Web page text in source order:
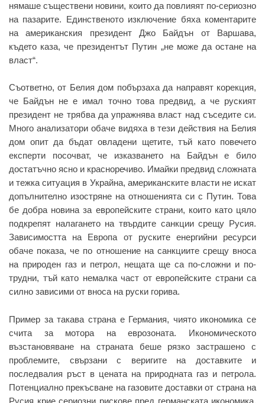
нямаше съществени новини, които да повлияят по-сериозно
на пазарите. Единственото изключение бяха коментарите
на американския президент Джо Байдън от Варшава,
където каза, че президентът Путин „не може да остане на
власт“.
Съответно, от Белия дом побързаха да направят корекция,
че Байдън не е имал точно това предвид, а че руският
президент не трябва да упражнява власт над съседите си.
Много анализатори обаче видяха в тези действия на Белия
дом опит да бъдат овладени щетите, тъй като повечето
експерти посочват, че изказването на Байдън е било
достатъчно ясно и красноречиво. Имайки предвид сложната
и тежка ситуация в Украйна, американските власти не искат
допълнително изостряне на отношенията си с Путин. Това
бе добра новина за европейските страни, които като цяло
подкрепят налагането на твърдите санкции срещу Русия.
Зависимостта на Европа от руските енергийни ресурси
обаче показа, че по отношение на санкциите срещу вноса
на природен газ и петрол, нещата ще са по-сложни и по-
трудни, тъй като немалка част от европейските страни са
силно зависими от вноса на руски горива.
Пример за такава страна е Германия, чиято икономика се
счита за мотора на еврозоната. Икономическото
възстановяване на страната беше рязко застрашено с
проблемите, свързани с веригите на доставките и
последвалия ръст в цената на природната газ и петрола.
Потенциално прекъсване на газовите доставки от страна на
Русия крие сериозни рискове пред германската икономика.